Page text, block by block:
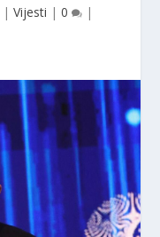
| Vijesti | 0 |